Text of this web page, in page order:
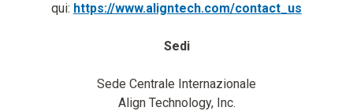
qui: https://www.aligntech.com/contact_us
Sedi
Sede Centrale Internazionale
Align Technology, Inc.